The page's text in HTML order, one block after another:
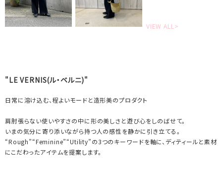
VIEW ALL>
"LE VERNIS(ル・ベルニ)"
日常に溶け込む、程よいモードと造形美のプロダクト
肩肘張らない使いやすさの中に形の美しさと遊び心をしのばせて。
いまの気分に寄り添いながら持つ人の感性を静かに引き立てる。
“Rough”“Feminine”“Utility”の3つのキーワードを軸に、ディティールと素材
にこだわったアイテムを提案します。